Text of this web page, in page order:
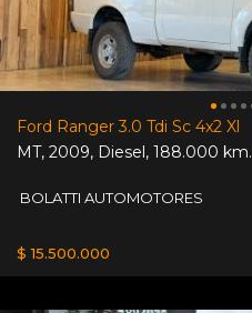
Ford Ranger 3.0 Tdi Sc 4x2 Xl
MT, 2009, Diesel, 188.000 km.
BOLATTI AUTOMOTORES
$ 15.500.000